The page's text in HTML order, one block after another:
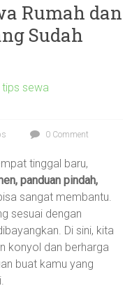
Rumah dan
Sudah
tips sewa
0 Comment
tinggal baru,
panduan pindah,
sangat membantu.
sesuai dengan
Di sini, kita
konyol dan berharga
buat kamu yang